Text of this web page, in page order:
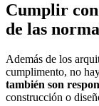
Cumplir
de las
Además de los
cumplimento, no
también son
construcción o